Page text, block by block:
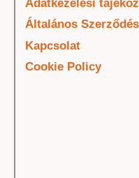
Adatkezelési
Általános
Kapcsolat
Cookie Policy